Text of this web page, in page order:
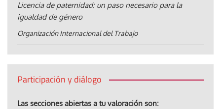
Licencia de paternidad: un paso necesario para la
igualdad de género
Organización Internacional del Trabajo
Participación y diálogo
Las secciones abiertas a tu valoración son: